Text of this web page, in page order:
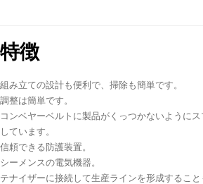
特徴
組み立ての設計も便利で、掃除も簡単です。
調整は簡単です。
コンベヤーベルトに製品がくっつかないように
しています。
信頼できる防護装置。
シーメンスの電気機器。
テナイザーに接続して生産ラインを形成すること